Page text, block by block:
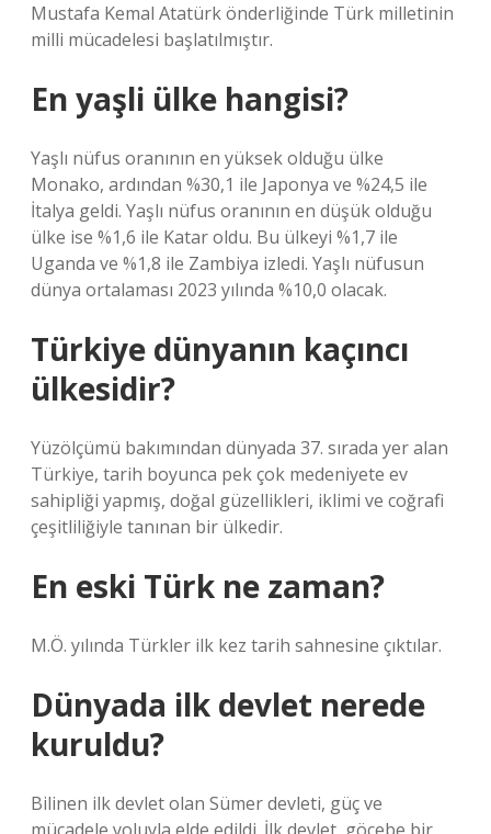
Mustafa Kemal Atatürk önderliğinde Türk milletinin
milli mücadelesi başlatılmıştır.
En yaşli ülke hangisi?
Yaşlı nüfus oranının en yüksek olduğu ülke
Monako, ardından %30,1 ile Japonya ve %24,5 ile
İtalya geldi. Yaşlı nüfus oranının en düşük olduğu
ülke ise %1,6 ile Katar oldu. Bu ülkeyi %1,7 ile
Uganda ve %1,8 ile Zambiya izledi. Yaşlı nüfusun
dünya ortalaması 2023 yılında %10,0 olacak.
Türkiye dünyanın kaçıncı
ülkesidir?
Yüzölçümü bakımından dünyada 37. sırada yer alan
Türkiye, tarih boyunca pek çok medeniyete ev
sahipliği yapmış, doğal güzellikleri, iklimi ve coğrafi
çeşitliliğiyle tanınan bir ülkedir.
En eski Türk ne zaman?
M.Ö. yılında Türkler ilk kez tarih sahnesine çıktılar.
Dünyada ilk devlet nerede
kuruldu?
Bilinen ilk devlet olan Sümer devleti, güç ve